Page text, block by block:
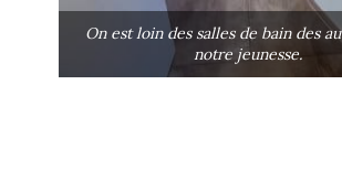
On est loin des salles de bain des
notre jeunesse.